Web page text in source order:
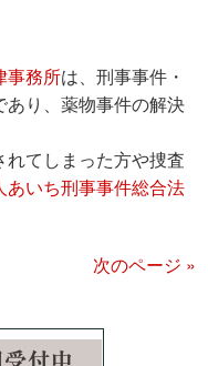
事務所は、刑事事件・
り、薬物事件の解決
てしまった方や捜査
あいち刑事事件総合法
次のページ »